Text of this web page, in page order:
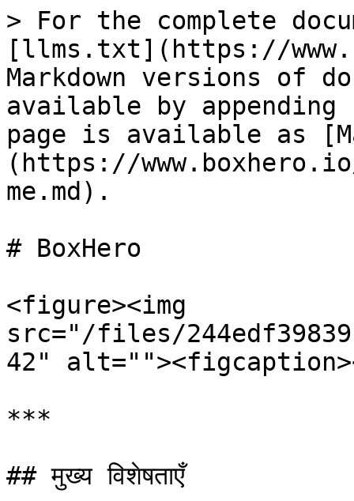
> For the complete
[llms.txt](https://
Markdown versions of
available by
page is available as
(https://
me.md).
# BoxHero
<figure><img
src="/files/
42"
***
## मुख्य विशेषताएँ